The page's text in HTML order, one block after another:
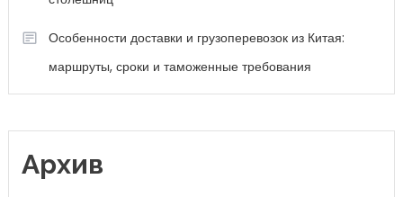
Особенности доставки и грузоперевозок из Китая:
маршруты, сроки и таможенные требования
Архив